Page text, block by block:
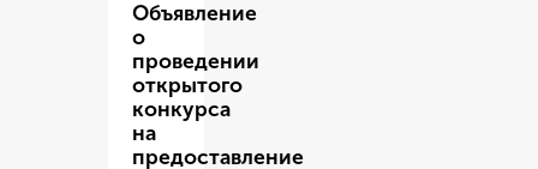
Объявление
о
проведении
открытого
конкурса
на
предоставление